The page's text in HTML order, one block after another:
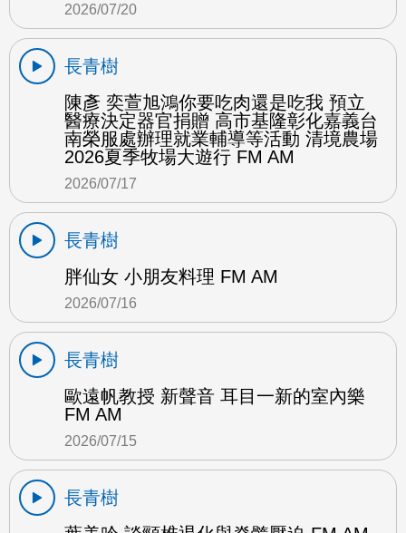
2026/07/20
長青樹
陳彥 奕萱旭鴻你要吃肉還是吃我 預立
醫療決定器官捐贈 高市基隆彰化嘉義台
南榮服處辦理就業輔導等活動 清境農場
2026夏季牧場大遊行 FM AM
2026/07/17
長青樹
胖仙女 小朋友料理 FM AM
2026/07/16
長青樹
歐遠帆教授 新聲音 耳目一新的室內樂
FM AM
2026/07/15
長青樹